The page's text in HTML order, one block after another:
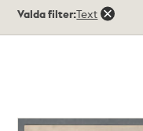
träffar
Valda filter:Text